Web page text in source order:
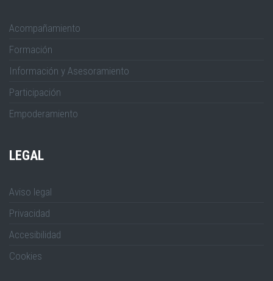
Acompañamiento
Formación
Información y Asesoramiento
Participación
Empoderamiento
LEGAL
Aviso legal
Privacidad
Accesibilidad
Cookies